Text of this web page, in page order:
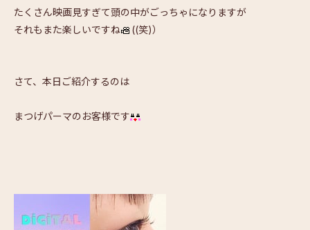
たくさん映画見すぎて頭の中がごっちゃになりますが
それもまた楽しいですね
((笑)）
さて、本日ご紹介するのは
まつげパーマのお客様です